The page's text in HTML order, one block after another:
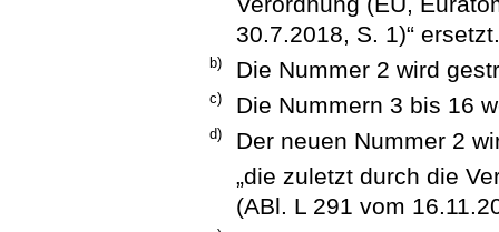
30.7.2018, S. 1)“
b) Die Nummer 2 wird
c) Die Nummern 3 bis 16
d)
Der neuen Nummer 2
„die zuletzt durch die
(ABl. L 291 vom